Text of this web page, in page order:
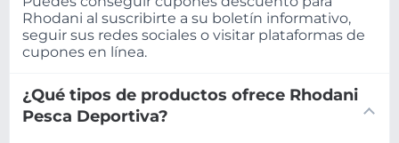
Rhodani al suscribirte a su boletín informativo,
seguir sus redes sociales o visitar plataformas de
cupones en línea.
¿Qué tipos de productos ofrece Rhodani
Pesca Deportiva?